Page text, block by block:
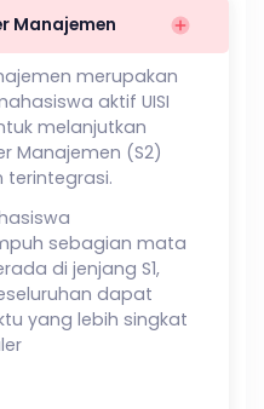
Manajemen
merupakan
aktif UISI
melanjutkan
Manajemen (S2)
terintegrasi.
sebagian mata
di jenjang S1,
dapat
yang lebih singkat